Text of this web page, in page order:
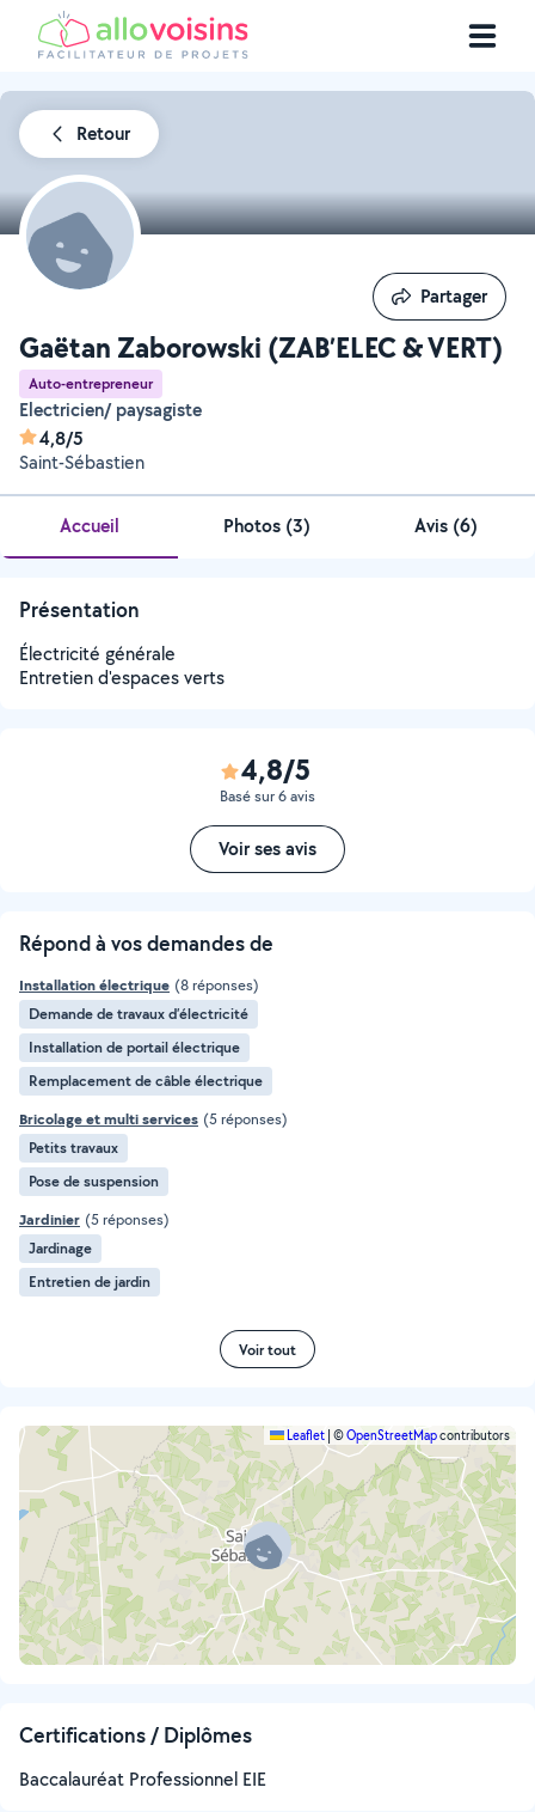
Retour
Gaëtan Zaborowski (ZAB’ELEC & VERT)
Auto-entrepreneur
Electricien/ paysagiste
4,8/5
Saint-Sébastien
Partager
Partager
Accueil Photos (3) Avis (6)
Présentation
Électricité générale
Entretien d'espaces verts
4,8/5
Basé sur 6 avis
Voir ses avis
Répond à vos demandes de
Installation électrique (8 réponses)
Demande de travaux d’électricité
Installation de portail électrique
Remplacement de câble électrique
Bricolage et multi services (5 réponses)
Petits travaux
Pose de suspension
Jardinier (5 réponses)
Jardinage
Entretien de jardin
Voir tout
Leaflet ©OpenStreetMapcontributors
Certifications / Diplômes
Baccalauréat Professionnel EIE